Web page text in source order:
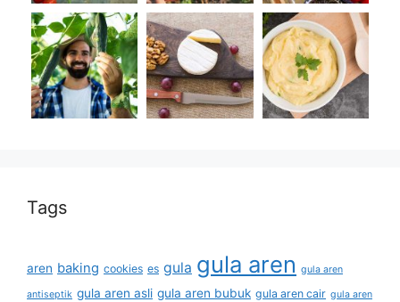
Tags
aren baking cookies es gula gula aren gula aren
antiseptik gula aren asli gula aren bubuk gula aren cair gula aren